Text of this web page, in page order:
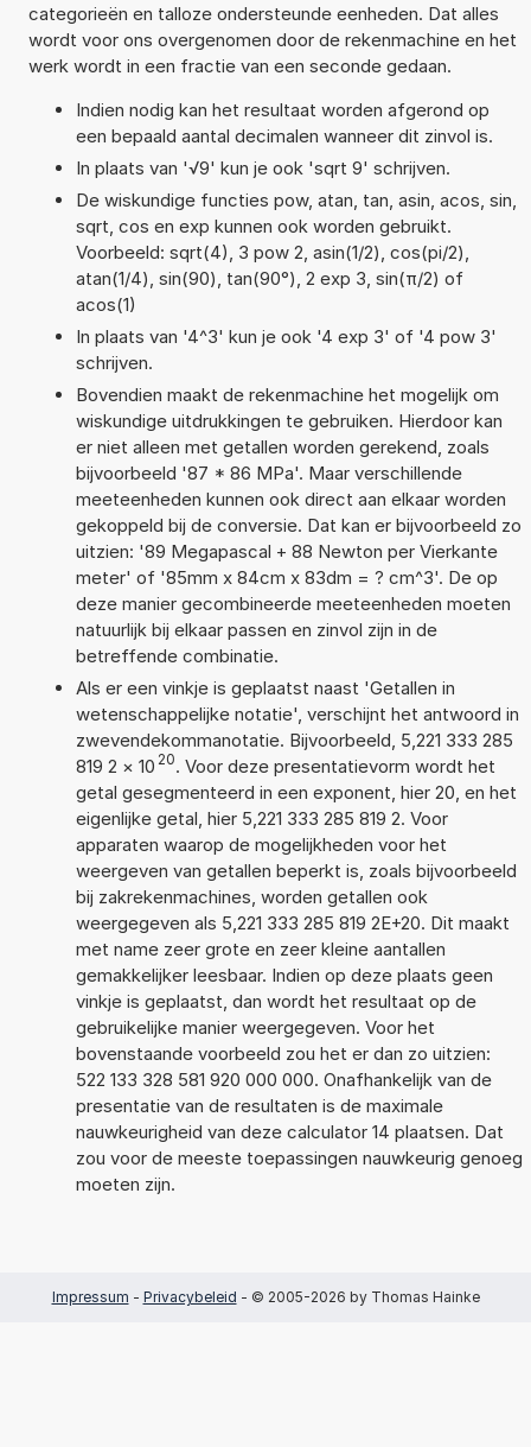
categorieën en talloze ondersteunde eenheden. Dat alles
wordt voor ons overgenomen door de rekenmachine en het
werk wordt in een fractie van een seconde gedaan.
Indien nodig kan het resultaat worden afgerond op
een bepaald aantal decimalen wanneer dit zinvol is.
In plaats van '√9' kun je ook 'sqrt 9' schrijven.
De wiskundige functies pow, atan, tan, asin, acos, sin,
sqrt, cos en exp kunnen ook worden gebruikt.
Voorbeeld: sqrt(4), 3 pow 2, asin(1/2), cos(pi/2),
atan(1/4), sin(90), tan(90°), 2 exp 3, sin(π/2) of
acos(1)
In plaats van '4^3' kun je ook '4 exp 3' of '4 pow 3'
schrijven.
Bovendien maakt de rekenmachine het mogelijk om
wiskundige uitdrukkingen te gebruiken. Hierdoor kan
er niet alleen met getallen worden gerekend, zoals
bijvoorbeeld '87 * 86 MPa'. Maar verschillende
meeteenheden kunnen ook direct aan elkaar worden
gekoppeld bij de conversie. Dat kan er bijvoorbeeld zo
uitzien: '89 Megapascal + 88 Newton per Vierkante
meter' of '85mm x 84cm x 83dm = ? cm^3'. De op
deze manier gecombineerde meeteenheden moeten
natuurlijk bij elkaar passen en zinvol zijn in de
betreffende combinatie.
Als er een vinkje is geplaatst naast 'Getallen in
wetenschappelijke notatie', verschijnt het antwoord in
zwevendekommanotatie. Bijvoorbeeld, 5,221 333 285
819 2 × 10 20. Voor deze presentatievorm wordt het
getal gesegmenteerd in een exponent, hier 20, en het
eigenlijke getal, hier 5,221 333 285 819 2. Voor
apparaten waarop de mogelijkheden voor het
weergeven van getallen beperkt is, zoals bijvoorbeeld
bij zakrekenmachines, worden getallen ook
weergegeven als 5,221 333 285 819 2E+20. Dit maakt
met name zeer grote en zeer kleine aantallen
gemakkelijker leesbaar. Indien op deze plaats geen
vinkje is geplaatst, dan wordt het resultaat op de
gebruikelijke manier weergegeven. Voor het
bovenstaande voorbeeld zou het er dan zo uitzien:
522 133 328 581 920 000 000. Onafhankelijk van de
presentatie van de resultaten is de maximale
nauwkeurigheid van deze calculator 14 plaatsen. Dat
zou voor de meeste toepassingen nauwkeurig genoeg
moeten zijn.
Impressum - Privacybeleid - © 2005-2026 by Thomas Hainke